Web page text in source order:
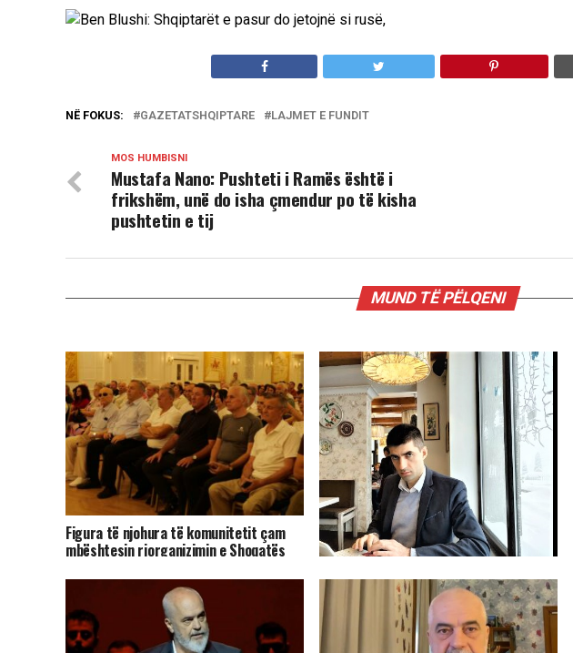
NË FOKUS: GAZETATSHQIPTARE LAJMET E FUNDIT
MOS HUMBISNI
Mustafa Nano: Pushteti i Ramës është i
frikshëm, unë do isha çmendur po të kisha
pushtetin e tij
MUND TË PËLQENI
Figura të njohura të komunitetit çam
mbështesin riorganizimin e Shoqatës
Pasarelë-protesta: shto ujë e shto
miell, e ka humbur fillin.